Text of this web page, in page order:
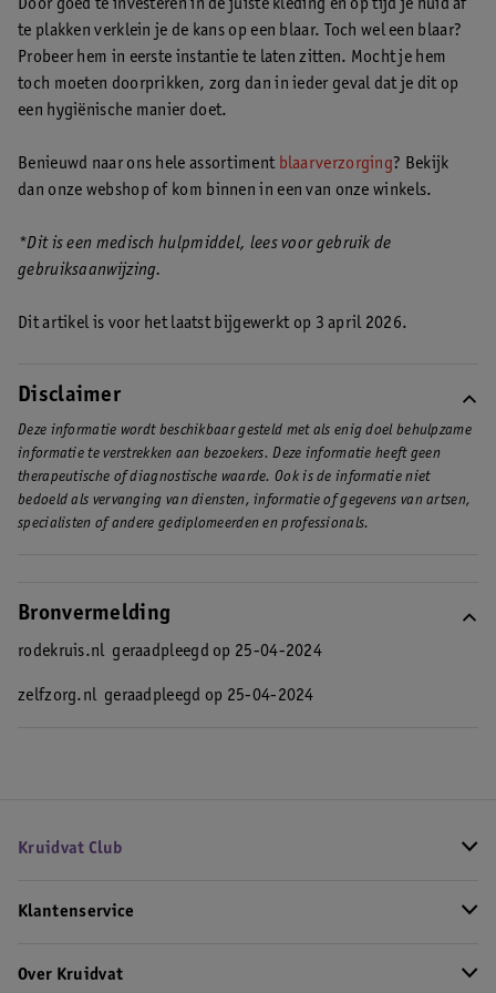
hebt kun je hem het beste afplakken met een speciale
blarenpleister.
Zit je blaar op een ongemakkelijke plek, is hij erg groot of doet
hij veel pijn? Dan is doorpikken een optie. Wil je een bloedblaar
doen om de kans op een infectie te verkleinen.
Door goed te investeren in de juiste kleding en op tijd je huid af
te plakken verklein je de kans op een blaar. Toch wel een blaar?
Probeer hem in eerste instantie te laten zitten. Mocht je hem
toch moeten doorprikken, zorg dan in ieder geval dat je dit op
een hygiënische manier doet.
Benieuwd naar ons hele assortiment blaarverzorging? Bekijk
dan onze webshop of kom binnen in een van onze winkels.
*Dit is een medisch hulpmiddel, lees voor gebruik de
gebruiksaanwijzing.
Dit artikel is voor het laatst bijgewerkt op 3 april 2026.
Disclaimer
Deze informatie wordt beschikbaar gesteld met als enig doel behulpzame
informatie te verstrekken aan bezoekers. Deze informatie heeft geen
therapeutische of diagnostische waarde. Ook is de informatie niet
bedoeld als vervanging van diensten, informatie of gegevens van artsen,
specialisten of andere gediplomeerden en professionals.
Bronvermelding
rodekruis.nl geraadpleegd op 25-04-2024
zelfzorg.nl geraadpleegd op 25-04-2024
Kruidvat Club
Klantenservice
Over Kruidvat